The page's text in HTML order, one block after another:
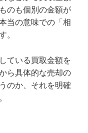
のも個別の金額が
当の意味での「相
。
ている買取金額を
ら具体的な売却の
のか、それを明確